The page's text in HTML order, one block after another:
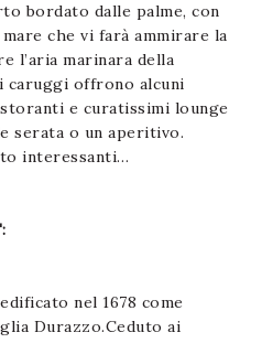
bordato dalle palme, con
che vi farà ammirare la
l’aria marinara della
caruggi offrono alcuni
e curatissimi lounge
serata o un aperitivo.
interessanti…
nel 1678 come
Durazzo.Ceduto ai